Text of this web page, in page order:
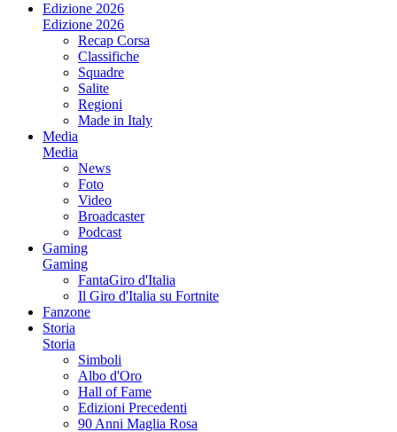
Edizione 2026
Edizione 2026
Recap Corsa
Classifiche
Squadre
Salite
Regioni
Made in Italy
Media
Media
News
Foto
Video
Broadcaster
Podcast
Gaming
Gaming
FantaGiro d'Italia
Il Giro d'Italia su Fortnite
Fanzone
Storia
Storia
Simboli
Albo d'Oro
Hall of Fame
Edizioni Precedenti
90 Anni Maglia Rosa